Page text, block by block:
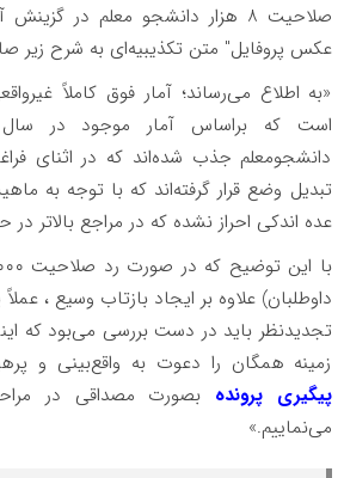
صلاحیت ۸ هزار دانشجو معلم در
عکس پروفایل" متن تکذیبیه‌ای به شرح زیر
«به اطلاع می‌رساند؛ آمار فوق کاملاً
دانشجو‌معلم جذب شده‌اند که در اثنای
تبدیل وضع قرار گرفته‌اند که با توجه به
عده اندکی احراز نشده که در مراجع بالاتر
داوطلبان) علاوه بر ایجاد بازتاب وسیع ،
تجدیدنظر باید در دست بررسی می‌بود که
زمینه همگان را دعوت به واقع‌بینی و
پیگیری پرونده بصورت مصداقی در
می‌نماییم.»